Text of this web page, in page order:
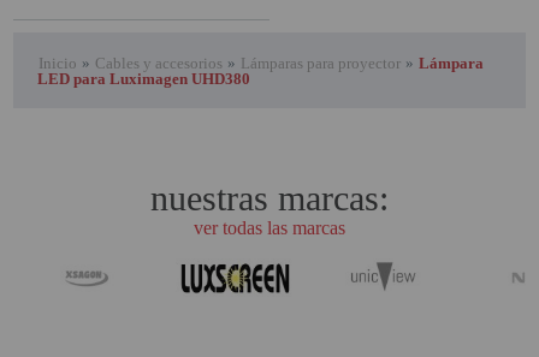
Inicio » Cables y accesorios » Lámparas para proyector » Lámpara
LED para Luximagen UHD380
nuestras marcas:
ver todas las marcas